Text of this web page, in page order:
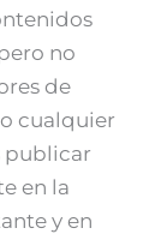
no
de
cualquier
publicar
en la
y en